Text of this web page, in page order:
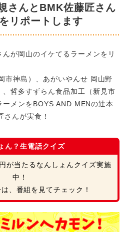
さんとBMK佐藤匠さん
リポートします
が岡山のイケてるラーメンをリ
市神島）、あがいやんせ 岡山野
、哲多すずらん食品加工（新見市
メンをBOYS AND MENの辻本
んが実食！
ん？生電話クイズ
が当たるなんしょんクイズ実施
中！
、番組を見てチェック！